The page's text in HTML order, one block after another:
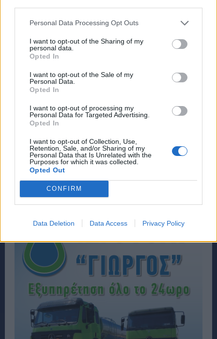
Personal Data Processing Opt Outs
I want to opt-out of the Sharing of my
personal data.
Opted In
I want to opt-out of the Sale of my
Personal Data.
Opted In
I want to opt-out of processing my
Personal Data for Targeted Advertising.
Opted In
I want to opt-out of Collection, Use,
Retention, Sale, and/or Sharing of my
Personal Data that Is Unrelated with the
Purposes for which it was collected.
Opted Out
CONFIRM
Data Deletion Data Access Privacy Policy